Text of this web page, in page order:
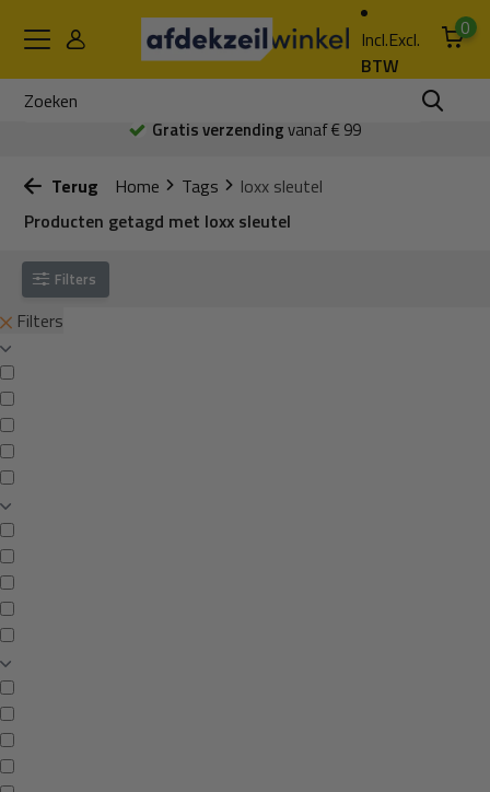
Incl.Excl.
BTW
0
Gratis verzendingvanaf € 99
Terug Home Tags
loxx sleutel
Producten getagd met loxx sleutel
Filters
Filters